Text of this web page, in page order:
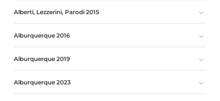
Alberti, Lezzerini, Parodi 2015
Alburquerque 2016
Alburquerque 2019
Alburquerque 2023